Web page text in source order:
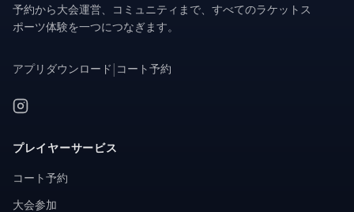
予約から大会運営、コミュニティまで、すべてのラケットス
ポーツ体験を一つにつなぎます。
アプリダウンロード コート予約
プレイヤーサービス
コート予約
大会参加